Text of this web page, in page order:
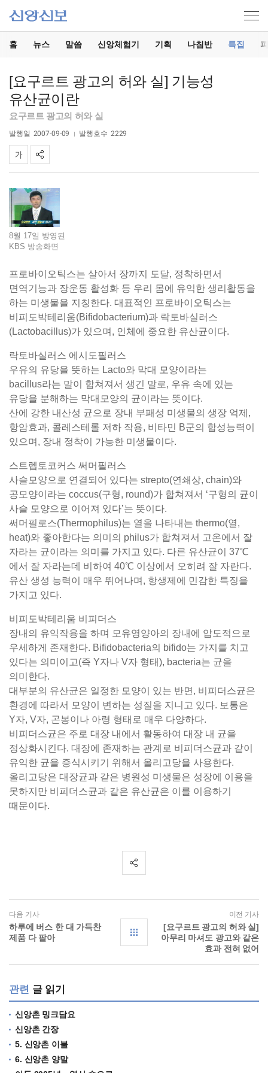
홈 뉴스 말씀 신앙체험기 기획 나침반 특집
[요구르트 광고의 허와 실] 기능성
유산균이란
요구르트 광고의 허와 실
발행일 2007-09-09 발행호수 2229
8월 17일 방영된
KBS 방송화면
프로바이오틱스는 살아서 장까지 도달, 정착하면서
면역기능과 장운동 활성화 등 우리 몸에 유익한 생리활동을
하는 미생물을 지칭한다. 대표적인 프로바이오틱스는
비피도박테리움(Bifidobacterium)과 락토바실러스
(Lactobacillus)가 있으며, 인체에 중요한 유산균이다.
락토바실러스 에시도필러스
우유의 유당을 뜻하는 Lacto와 막대 모양이라는
bacillus라는 말이 합쳐져서 생긴 말로, 우유 속에 있는
유당을 분해하는 막대모양의 균이라는 뜻이다.
산에 강한 내산성 균으로 장내 부패성 미생물의 생장 억제,
항암효과, 콜레스테롤 저하 작용, 비타민 B군의 합성능력이
있으며, 장내 정착이 가능한 미생물이다.
스트렙토코커스 써머필러스
사슬모양으로 연결되어 있다는 strepto(연쇄상, chain)와
공모양이라는 coccus(구형, round)가 합쳐져서 ‘구형의 균이
사슬 모양으로 이어져 있다’는 뜻이다.
써머필로스(Thermophilus)는 열을 나타내는 thermo(열,
heat)와 좋아한다는 의미의 philus가 합쳐져서 고온에서 잘
자라는 균이라는 의미를 가지고 있다. 다른 유산균이 37℃
에서 잘 자라는데 비하여 40℃ 이상에서 오히려 잘 자란다.
유산 생성 능력이 매우 뛰어나며, 항생제에 민감한 특징을
가지고 있다.
비피도박테리움 비피더스
장내의 유익작용을 하며 모유영양아의 장내에 압도적으로
우세하게 존재한다. Bifidobacteria의 bifido는 가지를 치고
있다는 의미이고(즉 Y자나 V자 형태), bacteria는 균을
의미한다.
대부분의 유산균은 일정한 모양이 있는 반면, 비피더스균은
환경에 따라서 모양이 변하는 성질을 지니고 있다. 보통은
Y자, V자, 곤봉이나 아령 형태로 매우 다양하다.
비피더스균은 주로 대장 내에서 활동하여 대장 내 균을
정상화시킨다. 대장에 존재하는 관계로 비피더스균과 같이
유익한 균을 증식시키기 위해서 올리고당을 사용한다.
올리고당은 대장균과 같은 병원성 미생물은 성장에 이용을
못하지만 비피더스균과 같은 유산균은 이를 이용하기
때문이다.
다음 기사
하루에 버스 한 대 가득찬
제품 다 팔아
이전 기사
[요구르트 광고의 허와 실]
아무리 마셔도 광고와 같은
효과 전혀 없어
관련 글 읽기
신앙촌 밍크담요
신앙촌 간장
5. 신앙촌 이불
6. 신앙촌 양말